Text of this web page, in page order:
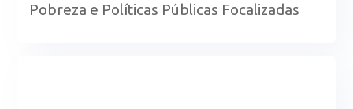
Pobreza e Políticas Públicas Focalizadas